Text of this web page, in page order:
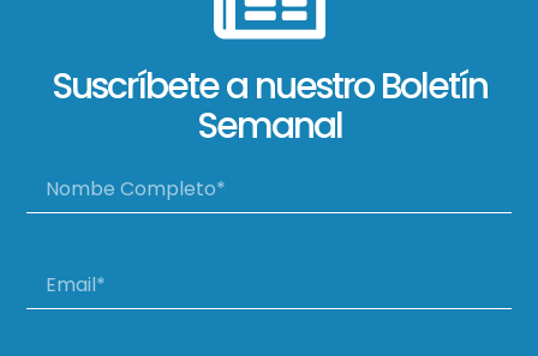
Suscríbete a nuestro Boletín
Semanal